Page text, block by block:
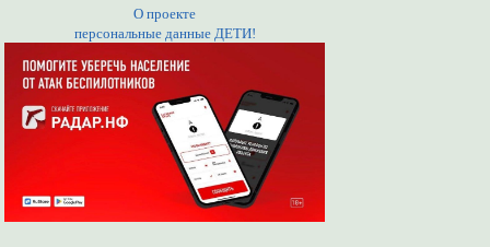
О проекте
персональные данные ДЕТИ!